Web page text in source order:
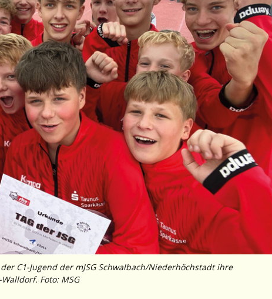
C1-Jugend der mJSG Schwalbach/Niederhöchstadt ihre
Foto: MSG